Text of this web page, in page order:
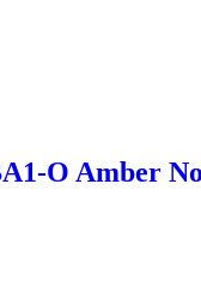
O Amber